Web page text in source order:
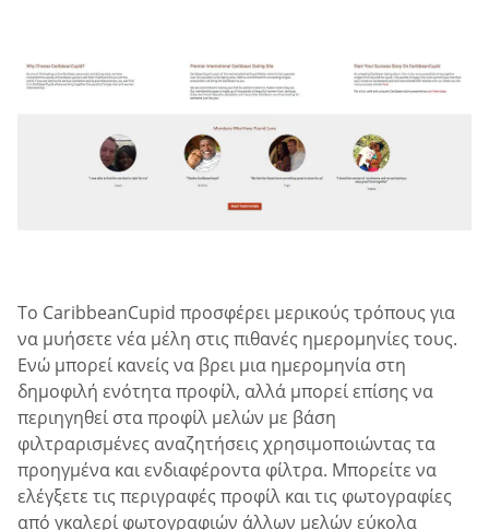
Το CaribbeanCupid προσφέρει μερικούς τρόπους για
να μυήσετε νέα μέλη στις πιθανές ημερομηνίες τους.
Ενώ μπορεί κανείς να βρει μια ημερομηνία στη
δημοφιλή ενότητα προφίλ, αλλά μπορεί επίσης να
περιηγηθεί στα προφίλ μελών με βάση
φιλτραρισμένες αναζητήσεις χρησιμοποιώντας τα
προηγμένα και ενδιαφέροντα φίλτρα. Μπορείτε να
ελέγξετε τις περιγραφές προφίλ και τις φωτογραφίες
από γκαλερί φωτογραφιών άλλων μελών εύκολα